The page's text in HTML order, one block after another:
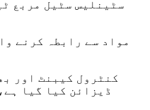
ڈیزائن کیا گیا